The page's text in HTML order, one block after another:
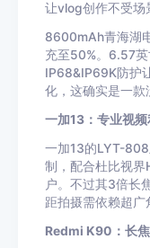
让vlog创作不受场
8600mAh青海湖
充至50%。6.57英
IP68&IP69K防护
化，这确实是一款
一加13：专业视频
一加13的LYT-
制，配合杜比视界
户。不过其3倍长
距拍摄需依赖超广
Redmi K90：长